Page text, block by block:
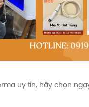
uy tín, hãy chọn